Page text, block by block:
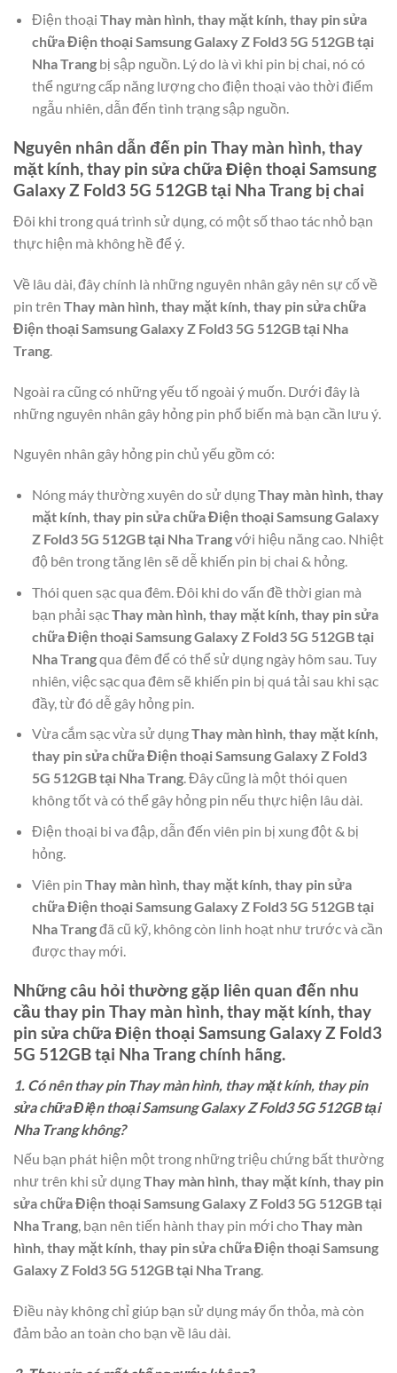
Điện thoại Thay màn hình, thay mặt kính, thay pin sửa
chữa Điện thoại Samsung Galaxy Z Fold3 5G 512GB tại
Nha Trangbị sập nguồn. Lý do là vì khi pin bị chai, nó có
thể ngưng cấp năng lượng cho điện thoại vào thời điểm
ngẫu nhiên, dẫn đến tình trạng sập nguồn.
Nguyên nhân dẫn đến pin Thay màn hình, thay
mặt kính, thay pin sửa chữa Điện thoại Samsung
Galaxy Z Fold3 5G 512GB tại Nha Trang bị chai
Đôi khi trong quá trình sử dụng, có một số thao tác nhỏ bạn
thực hiện mà không hề để ý.
Về lâu dài, đây chính là những nguyên nhân gây nên sự cố về
pin trên Thay màn hình, thay mặt kính, thay pin sửa chữa
Điện thoại Samsung Galaxy Z Fold3 5G 512GB tại Nha
Trang.
Ngoài ra cũng có những yếu tố ngoài ý muốn. Dưới đây là
những nguyên nhân gây hỏng pin phổ biến mà bạn cần lưu ý.
Nguyên nhân gây hỏng pin chủ yếu gồm có:
Nóng máy thường xuyên do sử dụngThay màn hình, thay
mặt kính, thay pin sửa chữa Điện thoại Samsung Galaxy
Z Fold3 5G 512GB tại Nha Trangvới hiệu năng cao. Nhiệt
độ bên trong tăng lên sẽ dễ khiến pin bị chai & hỏng.
Thói quen sạc qua đêm. Đôi khi do vấn đề thời gian mà
bạn phải sạcThay màn hình, thay mặt kính, thay pin sửa
chữa Điện thoại Samsung Galaxy Z Fold3 5G 512GB tại
Nha Trangqua đêm để có thể sử dụng ngày hôm sau. Tuy
nhiên, việc sạc qua đêm sẽ khiến pin bị quá tải sau khi sạc
đầy, từ đó dễ gây hỏng pin.
Vừa cắm sạc vừa sử dụngThay màn hình, thay mặt kính,
thay pin sửa chữa Điện thoại Samsung Galaxy Z Fold3
5G 512GB tại Nha Trang. Đây cũng là một thói quen
không tốt và có thể gây hỏng pin nếu thực hiện lâu dài.
Điện thoại bi va đập, dẫn đến viên pin bị xung đột & bị
hỏng.
Viên pin Thay màn hình, thay mặt kính, thay pin sửa
chữa Điện thoại Samsung Galaxy Z Fold3 5G 512GB tại
Nha Trangđã cũ kỹ, không còn linh hoạt như trước và cần
được thay mới.
Những câu hỏi thường gặp liên quan đến nhu
cầu thay pin Thay màn hình, thay mặt kính, thay
pin sửa chữa Điện thoại Samsung Galaxy Z Fold3
5G 512GB tại Nha Trangchính hãng.
1. Có nên thay pin Thay màn hình, thay mặt kính, thay pin
sửa chữa Điện thoại Samsung Galaxy Z Fold3 5G 512GB tại
Nha Trang không?
Nếu bạn phát hiện một trong những triệu chứng bất thường
như trên khi sử dụngThay màn hình, thay mặt kính, thay pin
sửa chữa Điện thoại Samsung Galaxy Z Fold3 5G 512GB tại
Nha Trang, bạn nên tiến hành thay pin mới choThay màn
hình, thay mặt kính, thay pin sửa chữa Điện thoại Samsung
Galaxy Z Fold3 5G 512GB tại Nha Trang.
Điều này không chỉ giúp bạn sử dụng máy ổn thỏa, mà còn
đảm bảo an toàn cho bạn về lâu dài.